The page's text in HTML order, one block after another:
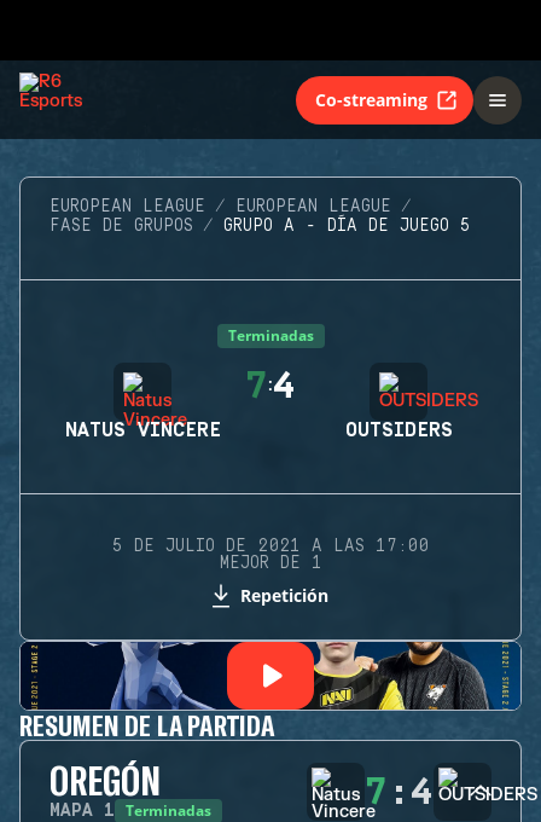
Co-streaming
EUROPEAN LEAGUE
EUROPEAN LEAGUE
FASE DE GRUPOS
GRUPO A - DÍA DE JUEGO 5
Terminadas
NATUS VINCERE
7:4
OUTSIDERS
5 DE JULIO DE 2021 A LAS 17:00
MEJOR DE 1
Repetición
RESUMEN DE LA PARTIDA
OREGÓN
MAPA 1 Terminadas 7 : 4